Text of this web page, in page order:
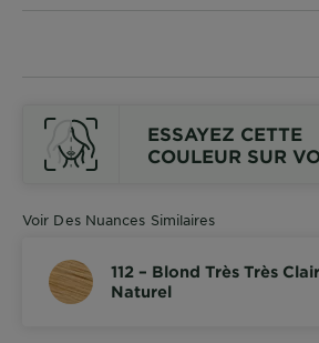
l'ingrédient
Garnier x
Gisele
Notre
magazine
ESSAYEZ CETTE
COULEUR SUR
Voir Des Nuances Similaires
112 – Blond Très Très
Naturel